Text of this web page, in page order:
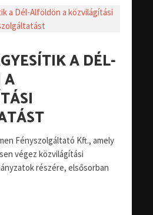
A DÉL-
A
Fényszolgáltató Kft., amely
végez közvilágítási
részére, elsősorban